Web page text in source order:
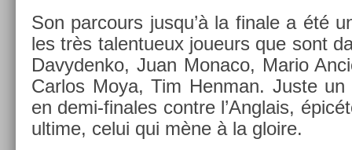
Son par­cours jusqu’à la fin­ale a été
les très talen­tueux joueurs que sont
Davyden­ko, Juan Monaco, Mario
Car­los Moya, Tim Hen­man. Juste
en demi-finales con­tre l’Anglais,
ul­time, celui qui mène à la gloire.